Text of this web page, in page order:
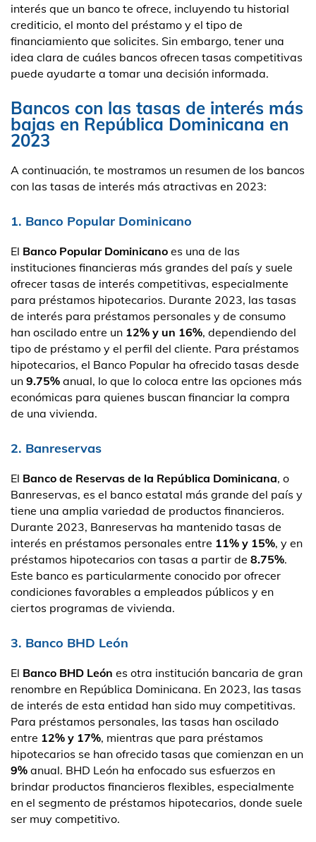
interés que un banco te ofrece, incluyendo tu historial
crediticio, el monto del préstamo y el tipo de
financiamiento que solicites. Sin embargo, tener una
idea clara de cuáles bancos ofrecen tasas competitivas
puede ayudarte a tomar una decisión informada.
Bancos con las tasas de interés más
bajas en República Dominicana en
2023
A continuación, te mostramos un resumen de los bancos
con las tasas de interés más atractivas en 2023:
1. Banco Popular Dominicano
El Banco Popular Dominicano es una de las
instituciones financieras más grandes del país y suele
ofrecer tasas de interés competitivas, especialmente
para préstamos hipotecarios. Durante 2023, las tasas
de interés para préstamos personales y de consumo
han oscilado entre un 12% y un 16%, dependiendo del
tipo de préstamo y el perfil del cliente. Para préstamos
hipotecarios, el Banco Popular ha ofrecido tasas desde
un 9.75% anual, lo que lo coloca entre las opciones más
económicas para quienes buscan financiar la compra
de una vivienda.
2. Banreservas
El Banco de Reservas de la República Dominicana, o
Banreservas, es el banco estatal más grande del país y
tiene una amplia variedad de productos financieros.
Durante 2023, Banreservas ha mantenido tasas de
interés en préstamos personales entre 11% y 15%, y en
préstamos hipotecarios con tasas a partir de 8.75%.
Este banco es particularmente conocido por ofrecer
condiciones favorables a empleados públicos y en
ciertos programas de vivienda.
3. Banco BHD León
El Banco BHD León es otra institución bancaria de gran
renombre en República Dominicana. En 2023, las tasas
de interés de esta entidad han sido muy competitivas.
Para préstamos personales, las tasas han oscilado
entre 12% y 17%, mientras que para préstamos
hipotecarios se han ofrecido tasas que comienzan en un
9% anual. BHD León ha enfocado sus esfuerzos en
brindar productos financieros flexibles, especialmente
en el segmento de préstamos hipotecarios, donde suele
ser muy competitivo.